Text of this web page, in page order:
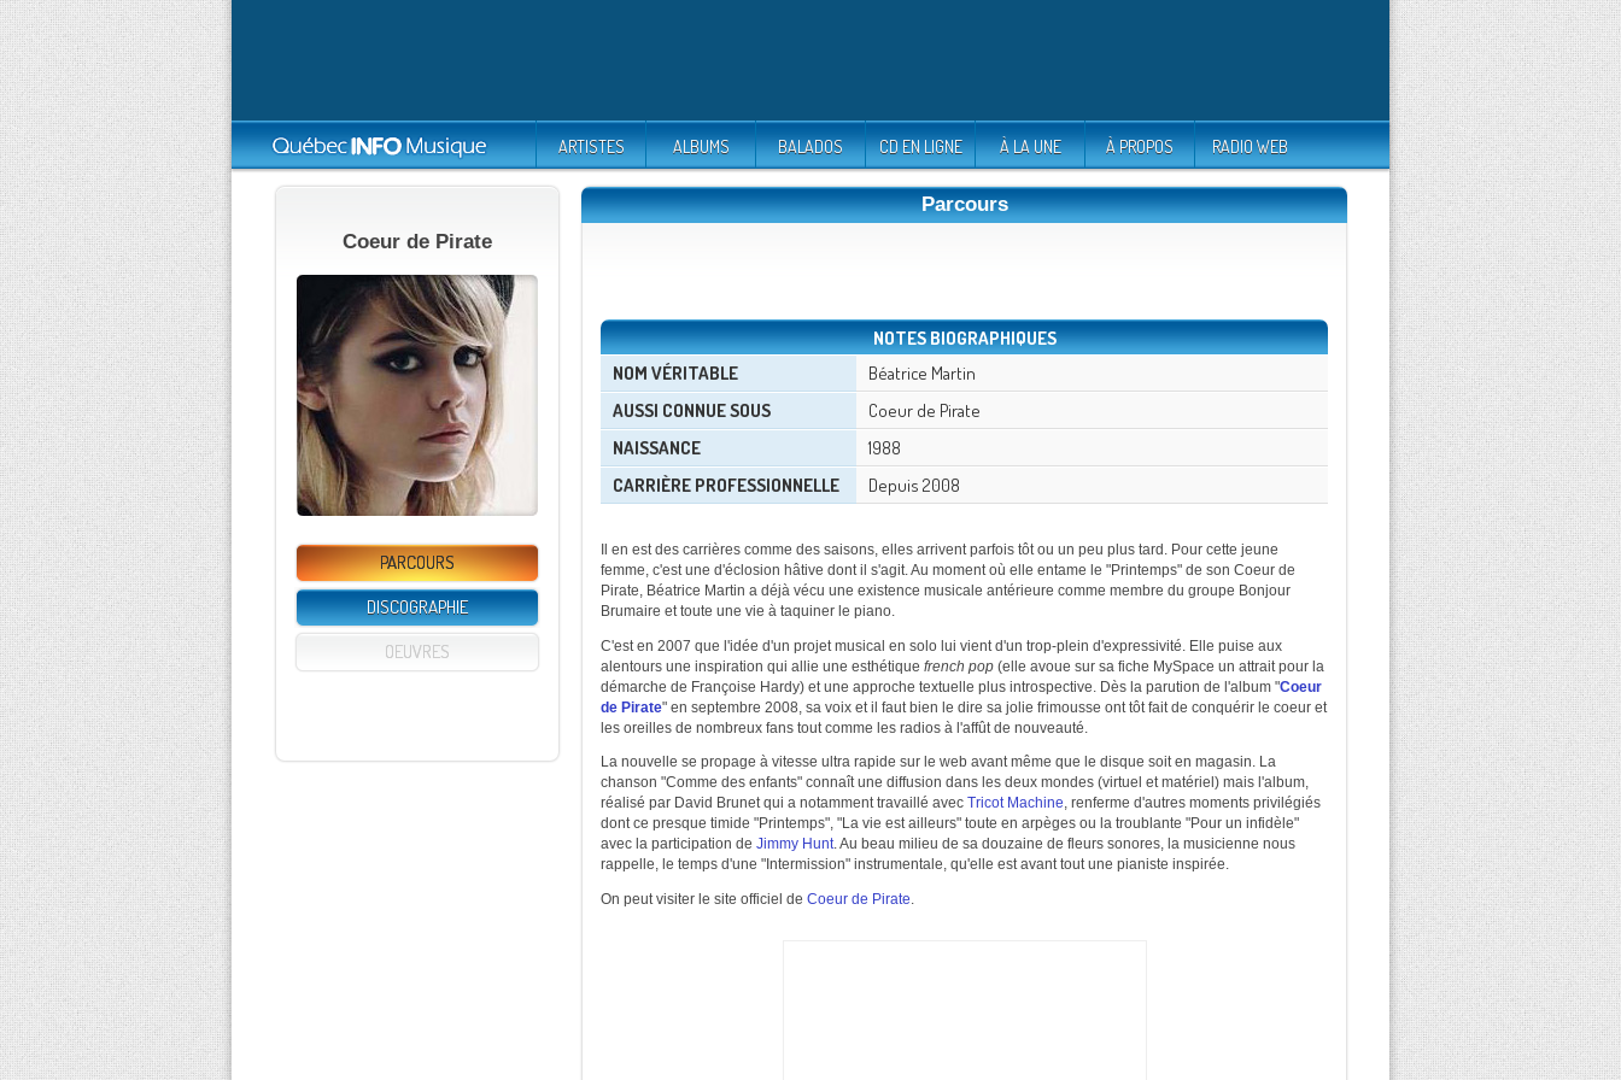
ARTISTES ALBUMS BALADOS CD EN LIGNE À LA UNE À PROPOS RADIO WEB
Coeur de Pirate
PARCOURS
DISCOGRAPHIE
OEUVRES
Parcours
NOTES BIOGRAPHIQUES
NOM VÉRITABLE
Béatrice Martin
AUSSI CONNUE SOUS
Coeur de Pirate
NAISSANCE
1988
CARRIÈRE PROFESSIONNELLE
Depuis 2008
Il en est des carrières comme des saisons, elles arrivent parfois tôt ou un peu plus tard. Pour cette jeune
femme, c'est une d'éclosion hâtive dont il s'agit. Au moment où elle entame le "Printemps" de son Coeur de
Pirate, Béatrice Martin a déjà vécu une existence musicale antérieure comme membre du groupe Bonjour
Brumaire et toute une vie à taquiner le piano.
C'est en 2007 que l'idée d'un projet musical en solo lui vient d'un trop-plein d'expressivité. Elle puise aux
alentours une inspiration qui allie une esthétique french pop (elle avoue sur sa fiche MySpace un attrait pour la
démarche de Françoise Hardy) et une approche textuelle plus introspective. Dès la parution de l'album "Coeur
de Pirate" en septembre 2008, sa voix et il faut bien le dire sa jolie frimousse ont tôt fait de conquérir le coeur et
les oreilles de nombreux fans tout comme les radios à l'affût de nouveauté.
La nouvelle se propage à vitesse ultra rapide sur le web avant même que le disque soit en magasin. La
chanson "Comme des enfants" connaît une diffusion dans les deux mondes (virtuel et matériel) mais l'album,
réalisé par David Brunet qui a notamment travaillé avec Tricot Machine , renferme d'autres moments privilégiés
dont ce presque timide "Printemps", "La vie est ailleurs" toute en arpèges ou la troublante "Pour un infidèle"
avec la participation de Jimmy Hunt . Au beau milieu de sa douzaine de fleurs sonores, la musicienne nous
rappelle, le temps d'une "Intermission" instrumentale, qu'elle est avant tout une pianiste inspirée.
On peut visiter le site officiel de Coeur de Pirate